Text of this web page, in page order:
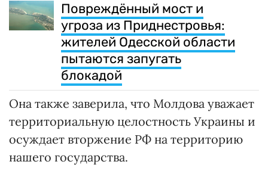
Повреждённый мост и
угроза из Приднестровья:
жителей Одесской области
пытаются запугать
блокадой
Она также заверила, что Молдова уважает
территориальную целостность Украины и
осуждает вторжение РФ на территорию
нашего государства.